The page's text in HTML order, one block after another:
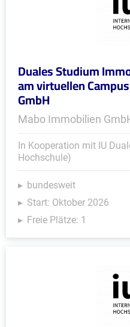
Duales Studium
am virtuellen
GmbH
Mabo Immobilien
In Kooperation mit IU
Hochschule)
bundesweit
Start: Oktober 2026
Freie Plätze: 1